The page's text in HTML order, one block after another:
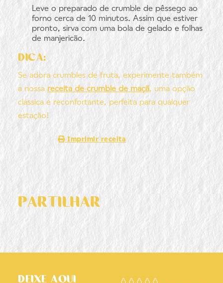
Leve o preparado de crumble de pêssego ao
forno cerca de 10 minutos. Assim que estiver
pronto, sirva com uma bola de gelado e folhas
de manjericão.
DICA:
Se adora crumbles de fruta, experimente também
a nossa receita de crumble de maçã, uma opção
clássica e reconfortante, perfeita para qualquer
estação!
Imprimir receita
PARTILHAR
DEIXE AQUI